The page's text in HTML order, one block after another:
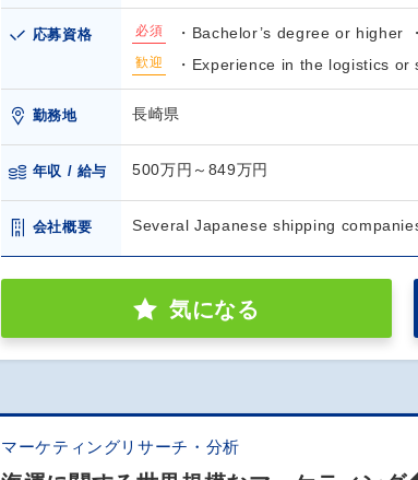
応募資格 必須 ・Bachelor’s degree or higher
歓迎 ・Experience in the logistics or
勤務地 長崎県
年収 / 給与 500万円～849万円
会社概要 Several Japanese shipping
気になる
マーケティングリサーチ・分析